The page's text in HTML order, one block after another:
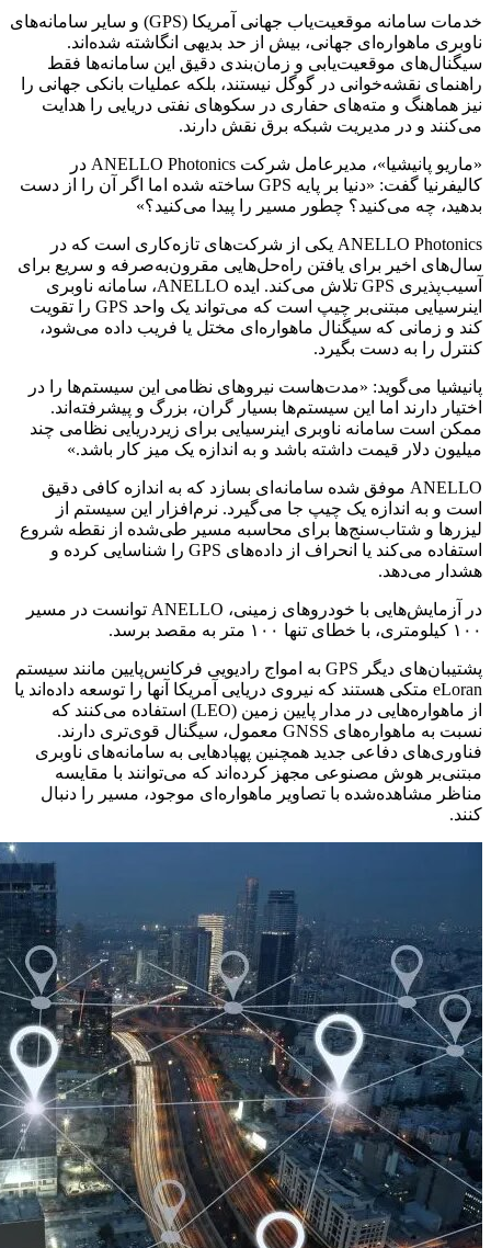
خدمات سامانه موقعیت‌یاب جهانی آمریکا (GPS) و سایر سامانه‌های
ناوبری ماهواره‌ای جهانی، بیش از حد بدیهی انگاشته شده‌اند.
سیگنال‌های موقعیت‌یابی و زمان‌بندی دقیق این سامانه‌ها فقط
راهنمای نقشه‌خوانی در گوگل نیستند، بلکه عملیات بانکی جهانی را
نیز هماهنگ و مته‌های حفاری در سکوهای نفتی دریایی را هدایت
می‌کنند و در مدیریت شبکه برق نقش دارند.
«ماریو پانیشیا»، مدیرعامل شرکت ANELLO Photonics در
کالیفرنیا گفت: «دنیا بر پایه GPS ساخته شده اما اگر آن را از دست
بدهید، چه می‌کنید؟ چطور مسیر را پیدا می‌کنید؟»
ANELLO Photonics یکی از شرکت‌های تازه‌کاری است که در
سال‌های اخیر برای یافتن راه‌حل‌هایی مقرون‌به‌صرفه و سریع برای
آسیب‌پذیری GPS تلاش می‌کند. ایده ANELLO، سامانه ناوبری
اینرسیایی مبتنی‌بر چیپ است که می‌تواند یک واحد GPS را تقویت
کند و زمانی که سیگنال ماهواره‌ای مختل یا فریب داده می‌شود،
کنترل را به دست بگیرد.
پانیشیا می‌گوید: «مدت‌هاست نیروهای نظامی این سیستم‌ها را در
اختیار دارند اما این سیستم‌ها بسیار گران‌، بزرگ و پیشرفته‌اند.
ممکن است سامانه ناوبری اینرسیایی برای زیردریایی نظامی چند
میلیون دلار قیمت داشته باشد و به اندازه یک میز کار باشد.»
ANELLO موفق شده سامانه‌ای بسازد که به اندازه کافی دقیق
است و به اندازه یک چیپ جا می‌گیرد. نرم‌افزار این سیستم از
لیزرها و شتاب‌سنج‌ها برای محاسبه مسیر طی‌شده از نقطه شروع
استفاده می‌کند یا انحراف از داده‌های GPS را شناسایی کرده و
هشدار می‌دهد.
در آزمایش‌هایی با خودروهای زمینی، ANELLO توانست در مسیر
۱۰۰ کیلومتری، با خطای تنها ۱۰۰ متر به مقصد برسد.
پشتیبان‌های دیگر GPS به امواج رادیویی فرکانس‌پایین مانند سیستم
eLoran متکی هستند که نیروی دریایی آمریکا آنها را توسعه داده‌اند یا
از ماهواره‌هایی در مدار پایین زمین (LEO) استفاده می‌کنند که
نسبت به ماهواره‌های GNSS معمول، سیگنال قوی‌تری دارند.
فناوری‌های دفاعی جدید همچنین پهپادهایی به سامانه‌های ناوبری
مبتنی‌بر هوش مصنوعی مجهز کرده‌اند که می‌توانند با مقایسه
مناظر مشاهده‌شده با تصاویر ماهواره‌ای موجود، مسیر را دنبال
کنند.